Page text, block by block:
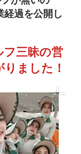
経過を公開し
フ三昧の営
ました！